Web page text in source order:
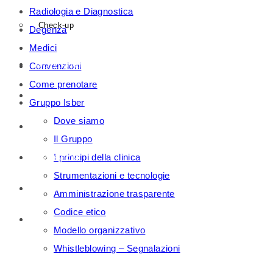
Check-up
RADIOLOGIA E DIAGNOSTICA
MEDICI
CONVENZIONI
COME PRENOTARE
Radiologia e Diagnostica
Degenza
Medici
Convenzioni
Come prenotare
Gruppo Isber
Dove siamo
Il Gruppo
I principi della clinica
Strumentazioni e tecnologie
Amministrazione trasparente
Codice etico
Modello organizzativo
Whistleblowing – Segnalazioni